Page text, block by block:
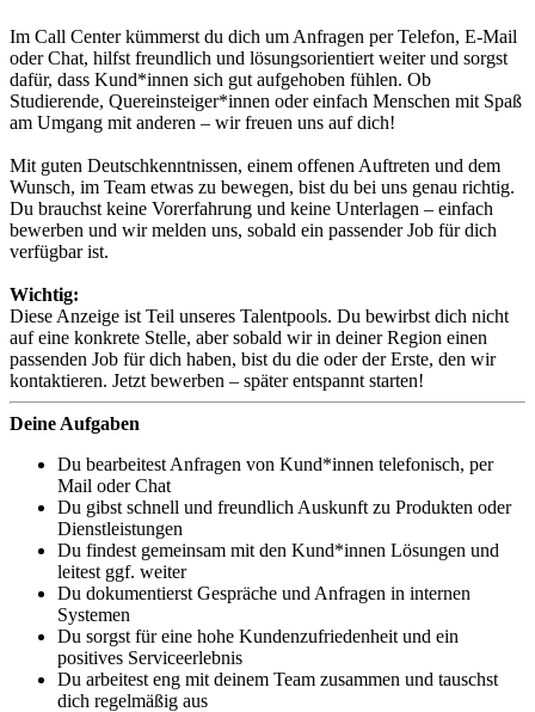
Im Call Center kümmerst du dich um Anfragen per Telefon, E-Mail
oder Chat, hilfst freundlich und lösungsorientiert weiter und sorgst
dafür, dass Kund*innen sich gut aufgehoben fühlen. Ob
Studierende, Quereinsteiger*innen oder einfach Menschen mit Spaß
am Umgang mit anderen – wir freuen uns auf dich!
Mit guten Deutschkenntnissen, einem offenen Auftreten und dem
Wunsch, im Team etwas zu bewegen, bist du bei uns genau richtig.
Du brauchst keine Vorerfahrung und keine Unterlagen – einfach
bewerben und wir melden uns, sobald ein passender Job für dich
verfügbar ist.
Wichtig:
Diese Anzeige ist Teil unseres Talentpools. Du bewirbst dich nicht
auf eine konkrete Stelle, aber sobald wir in deiner Region einen
passenden Job für dich haben, bist du die oder der Erste, den wir
kontaktieren. Jetzt bewerben – später entspannt starten!
Deine Aufgaben
Du bearbeitest Anfragen von Kund*innen telefonisch, per
Mail oder Chat
Du gibst schnell und freundlich Auskunft zu Produkten oder
Dienstleistungen
Du findest gemeinsam mit den Kund*innen Lösungen und
leitest ggf. weiter
Du dokumentierst Gespräche und Anfragen in internen
Systemen
Du sorgst für eine hohe Kundenzufriedenheit und ein
positives Serviceerlebnis
Du arbeitest eng mit deinem Team zusammen und tauschst
dich regelmäßig aus